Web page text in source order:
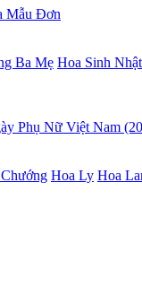
Mẫu Đơn
Ba Mẹ Hoa Sinh
Phụ Nữ Việt Nam
Hoa Ly Hoa